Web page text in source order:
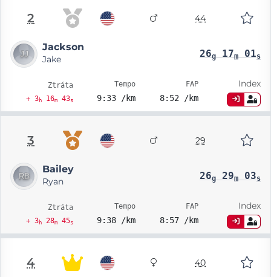
2 44
Jackson
Jake 26g17m01s
Ztráta
+ 3h16m43s
Tempo
9:33 /km
FAP
8:52 /km
Index
3 29
Bailey
Ryan 26g29m03s
Ztráta
+ 3h28m45s
Tempo
9:38 /km
FAP
8:57 /km
Index
4 40